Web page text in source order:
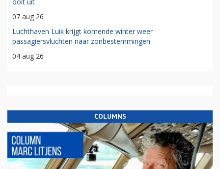
07 aug 26
Luchthaven Luik krijgt komende winter weer
passagiersvluchten naar zonbestemmingen
04 aug 26
COLUMNS